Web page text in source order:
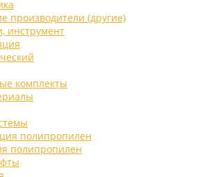
производители (другие)
инструмент
комплекты
полипропилен
полипропилен